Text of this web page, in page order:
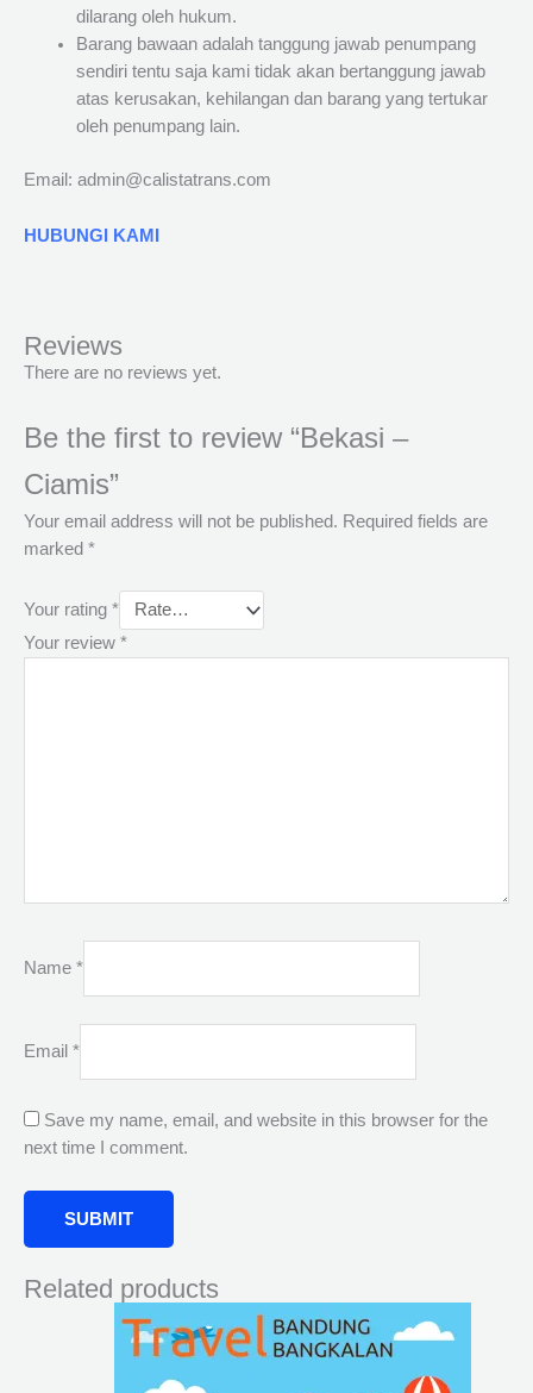
dilarang oleh hukum.
Barang bawaan adalah tanggung jawab penumpang
sendiri tentu saja kami tidak akan bertanggung jawab
atas kerusakan, kehilangan dan barang yang tertukar
oleh penumpang lain.
Email: admin@calistatrans.com
HUBUNGI KAMI
Reviews
There are no reviews yet.
Be the first to review “Bekasi –
Ciamis”
Your email address will not be published. Required fields are
marked *
Your rating *
Your review *
Name *
Email *
Save my name, email, and website in this browser for the
next time I comment.
Related products